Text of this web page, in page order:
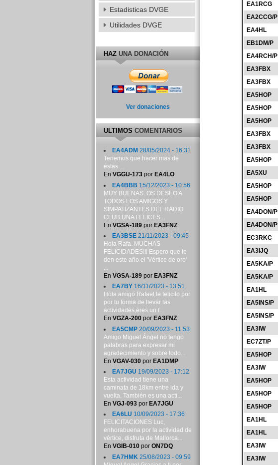
EA1RCG
EA2CCG/P
EA4HL
EB1DM/P
EA4RCH/P
EA3FBX
EA3FBX
EA5HOP
EA5HOP
EA5HOP
EA3FBX
EA3FBX
EA5HOP
EA5XU
EA5HOP
EA5HOP
EA4DON/P
EA4DON/P
EC3RKC
EA3IJQ
EA5KA/P
EA5KA/P
EA1HL
EA5INS/P
EA5INS/P
EA3IW
EC7ZT/P
EA5HOP
EA3IW
EA5HOP
EA5HOP
EA5HOP
EA1HL
EA1HL
EA3IW
EA3IW
Estadisticas DVGE
Utilidades DVGE
HAZUNA DONACIÓN
Ver donaciones
ULTIMOSCOMENTARIOS
EA4ADM 28/05/2024 - 16:31
Tenemos que hacer mas de
estas....
En VGGU-173por EA4LO
EA4BBB 15/12/2023 - 10:56
MUY BUENAS. OS DESEO A
TODOS LOS AMIGOS Y
SIMPATIZANTES DEL RADIO
CLUB UNA FELICES...
En VGSA-189por EA3FNZ
EA3BSE21/11/2023 - 09:45
Hola Rafa. MUCHAS
FELICIDADES!!! Espero que te
den este año el 'Vértice de oro'
...
En VGSA-189por EA3FNZ
EA7BY16/11/2023 - 13:51
Hola amigo Rafael:te felicito por
por tu forma de llevar las
actividades,eres un f...
En VGZA-200por EA3FNZ
EA5CMP20/09/2023 - 11:53
Amigo Miguel Ángel no tengo
palabras para expresar mi
agradecimiento y sobre todo...
En VGAV-030por EA1DMP
EA7JGU 19/09/2023 - 17:12
Esta actividad tiene una
caminata de 18km entre ida y
vuelta. También es una acti...
En VGJ-093por EA7JGU
EA6LU 10/09/2023 - 17:36
FELICITACIONES Luc,
enhorabuena por la actividad de
vértice, disfruta de Mallorca...
En VGIB-010por ON7DQ
EA7HMK 25/08/2023 - 09:59